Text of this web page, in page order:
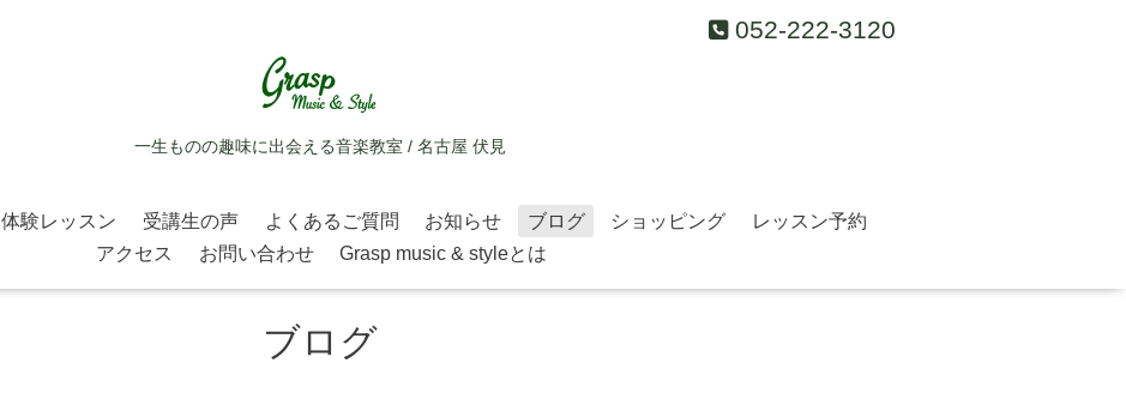
052-222-3120
一生ものの趣味に出会える音楽教室 / 名古屋 伏見
体験レッスン 受講生の声 よくあるご質問 お知らせ ブログ ショッピング
レッスン予約
アクセス
お問い合わせ Grasp music & styleとは
ブログ